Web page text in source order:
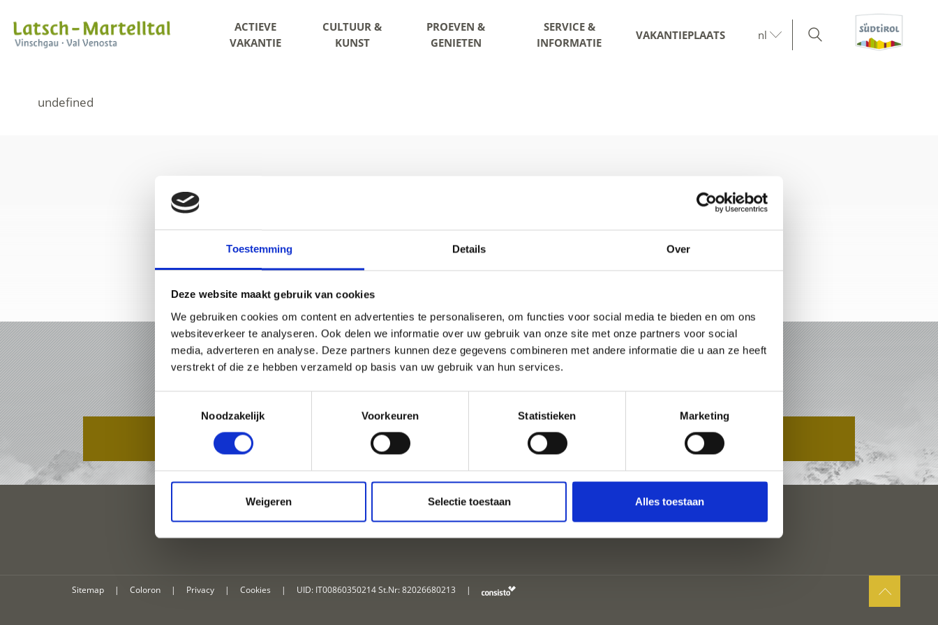
Toestemming Details Over
Deze website maakt gebruik van cookies
We gebruiken cookies om content en advertenties te personaliseren, om functies voor social media te bieden en om ons
websiteverkeer te analyseren. Ook delen we informatie over uw gebruik van onze site met onze partners voor social
media, adverteren en analyse. Deze partners kunnen deze gegevens combineren met andere informatie die u aan ze heeft
verstrekt of die ze hebben verzameld op basis van uw gebruik van hun services.
Toestemmingsselectie
Noodzakelijk
Voorkeuren Statistieken Marketing
Weigeren Selectie toestaan Alles toestaan
ACTIEVE
VAKANTIE
CULTUUR &
KUNST
PROEVEN &
GENIETEN
SERVICE &
INFORMATIE
VAKANTIEPLAATS nl
+39 0473 62 31 09
VAKANTIE IN LATSCH - MARTELLTAL
PAKKETTEN ACCOMMODATIES AANVRAAG
Sitemap | Coloron | Privacy | Cookies | UID: IT00860350214 St.Nr: 82026680213 |